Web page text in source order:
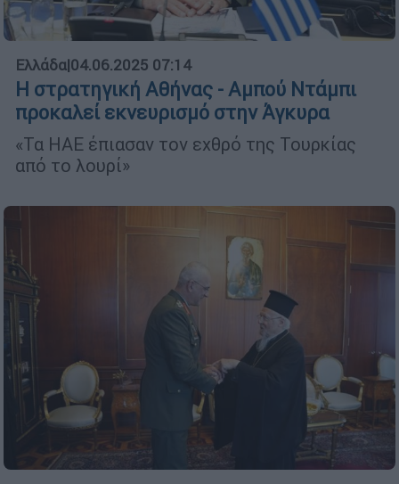
Ελλάδα|04.06.2025 07:14
Η στρατηγική Αθήνας - Αμπού Ντάμπι
προκαλεί εκνευρισμό στην Άγκυρα
«Τα ΗΑΕ έπιασαν τον εχθρό της Τουρκίας
από το λουρί»